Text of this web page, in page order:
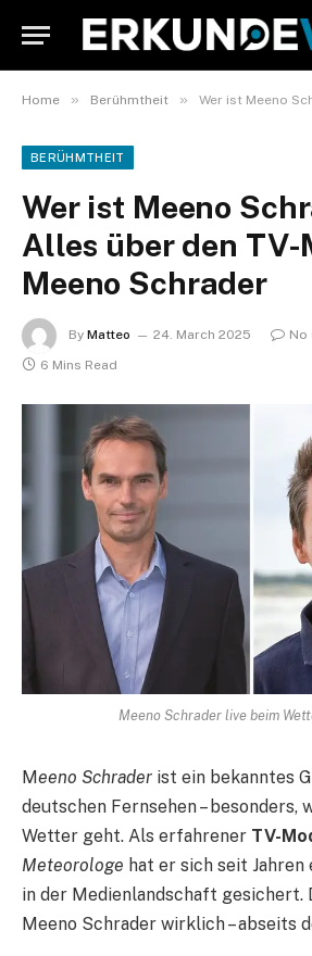
Home » Berühmtheit » Wer ist Meeno Schrader?
BERÜHMTHEIT
Wer ist Meeno
Alles über den
Meeno Schrader
By Matteo 24. March 2025
No
6 Mins Read
Meeno Schrader live beim
Meeno Schrader ist ein bekanntes
deutschen Fernsehen – besonders,
Wetter geht. Als erfahrener TV-
Meteorologe hat er sich seit
in der Medienlandschaft gesichert.
Meeno Schrader wirklich – abseits